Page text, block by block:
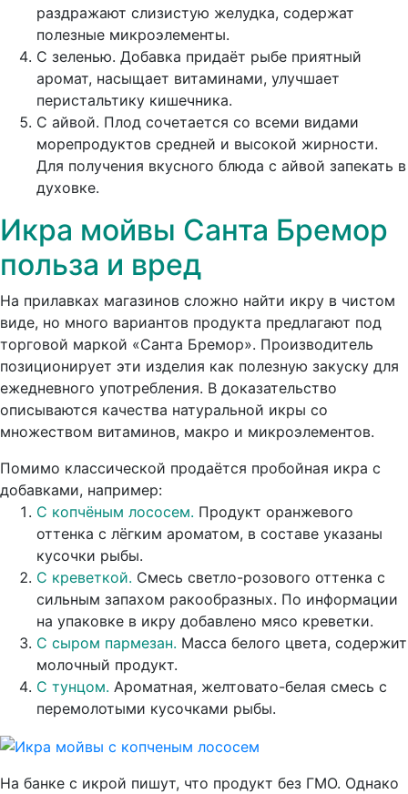
раздражают слизистую желудка, содержат
полезные микроэлементы.
С зеленью. Добавка придаёт рыбе приятный
аромат, насыщает витаминами, улучшает
перистальтику кишечника.
С айвой. Плод сочетается со всеми видами
морепродуктов средней и высокой жирности.
Для получения вкусного блюда с айвой запекать в
духовке.
Икра мойвы Санта Бремор
польза и вред
На прилавках магазинов сложно найти икру в чистом
виде, но много вариантов продукта предлагают под
торговой маркой «Санта Бремор». Производитель
позиционирует эти изделия как полезную закуску для
ежедневного употребления. В доказательство
описываются качества натуральной икры со
множеством витаминов, макро и микроэлементов.
Помимо классической продаётся пробойная икра с
добавками, например:
С копчёным лососем. Продукт оранжевого
оттенка с лёгким ароматом, в составе указаны
кусочки рыбы.
С креветкой. Смесь светло-розового оттенка с
сильным запахом ракообразных. По информации
на упаковке в икру добавлено мясо креветки.
С сыром пармезан. Масса белого цвета, содержит
молочный продукт.
С тунцом. Ароматная, желтовато-белая смесь с
перемолотыми кусочками рыбы.
На банке с икрой пишут, что продукт без ГМО. Однако